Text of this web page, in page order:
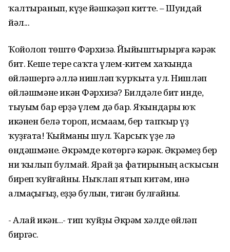
ҡалтыранып, күҙе йәшкәҙәп китте. – Шундай
йәл...
Ҡойолоп төштө Фәрхизә. Йыйыштырырға кәрәк
бит. Кеше тере саҡта үлем-китем хаҡында
һөйләшергә әллә нишләп ҡурҡыта ул. Нишләп
һөйләшмәне икән Фәрхизә? Билдәле бит инде,
тыуым бар ерҙә үлем дә бар. Яҡындары юҡ
икәнен белә тороп, исмаһам, бер тапҡыр һүҙ
ҡуҙғатһа! Ҡыйманы шул. Ҡарсыҡ үҙе лә
өндәшмәне. Әкрәмде көтөргә кәрәк. Әкрәмһеҙ бер
ни ҡылып булмай. Ярай ҙа фатирының асҡысын
биреп ҡуйғайны. Ныҡлап ятып китһәм, инә
алмаҫһығыҙ, һеҙҙә булһын, тигән булғайны.
- Алай икән...- тип ҡуйҙы Әкрәм хәлде һөйләп
биргәс.